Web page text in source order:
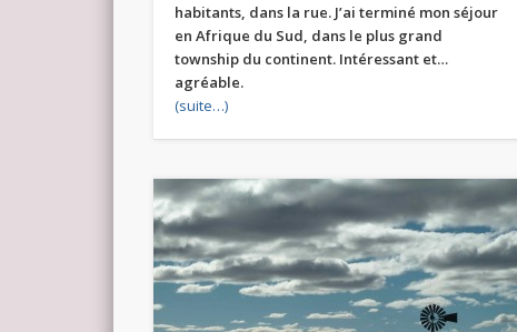
habitants, dans la rue. J’ai terminé mon séjour
en Afrique du Sud, dans le plus grand
township du continent. Intéressant et…
agréable.
(suite…)